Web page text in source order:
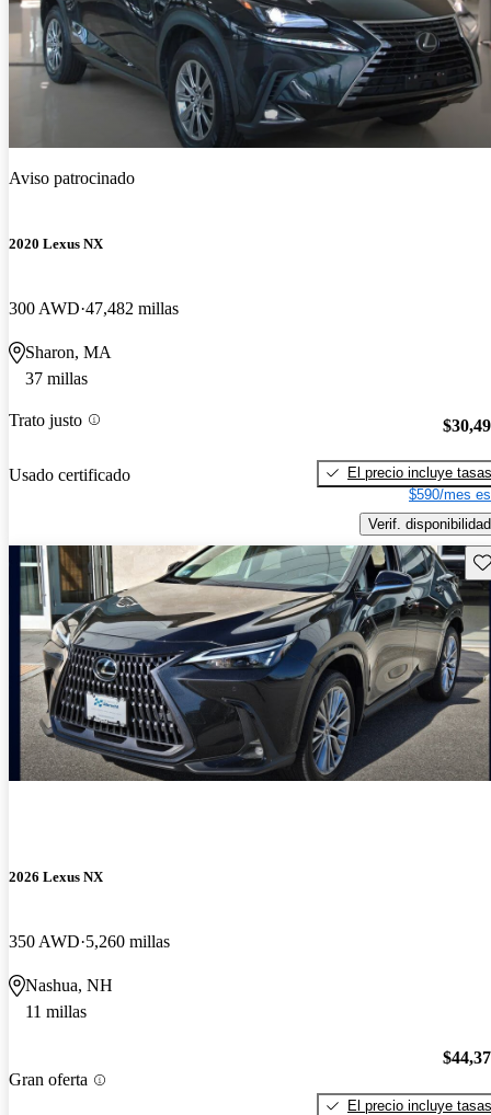
Aviso patrocinado
2020 Lexus NX
300 AWD 47,482 millas
Sharon, MA
37 millas
Trato justo
Usado certificado
El precio incluye tasas
$590/mes
Verif. disponibilidad
2026 Lexus NX
350 AWD 5,260 millas
Nashua, NH
11 millas
Gran oferta
El precio incluye tasas